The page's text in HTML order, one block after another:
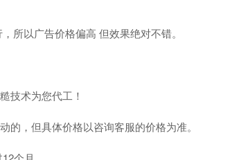
所以广告价格偏高 但效果绝对不错。
技术为您代工！
，但具体价格以咨询客服的价格为准。